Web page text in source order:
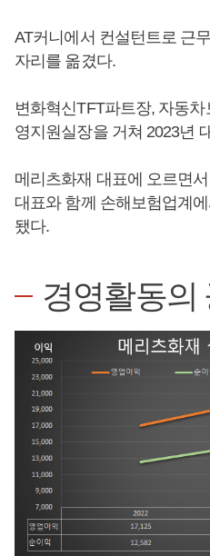
AT커니에서 컨설턴트로 근
자리를 옮겼다.
변화혁신TFT파트장, 자동
영지원실장을 거쳐 2023년
메리츠화재 대표에 오르면
대표와 함께 손해보험업계
됐다.
경영활동의